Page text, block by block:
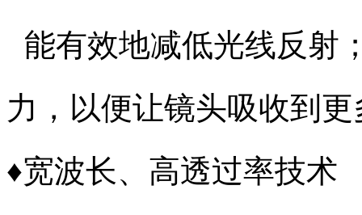
能有效地减低光线反射
力，以便让镜头吸收到
♦宽波长、高透过率技术